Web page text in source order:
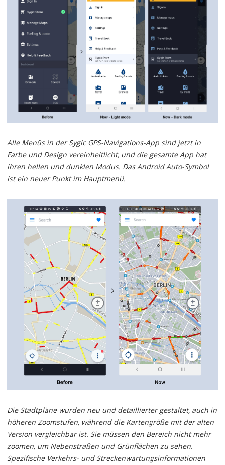
Alle Menüs in der Sygic GPS-Navigations-App sind jetzt in
Farbe und Design vereinheitlicht, und die gesamte App hat
ihren hellen und dunklen Modus. Das Android Auto-Symbol
ist ein neuer Punkt im Hauptmenü.
Die Stadtpläne wurden neu und detaillierter gestaltet, auch in
höheren Zoomstufen, während die Kartengröße mit der alten
Version vergleichbar ist. Sie müssen den Bereich nicht mehr
zoomen, um Nebenstraßen und Grünflächen zu sehen.
Spezifische Verkehrs- und Streckenwartungsinformationen